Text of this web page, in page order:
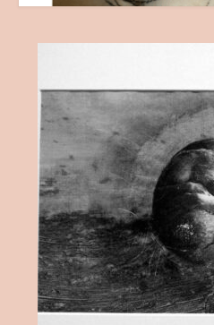
Kurse + Termine
Die Zeit Atmet –
Lichtspuren –